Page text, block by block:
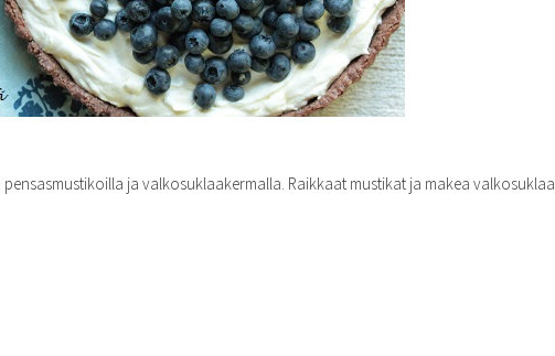
ja valkosuklaakermalla. Raikkaat mustikat ja makea valkosuklaa